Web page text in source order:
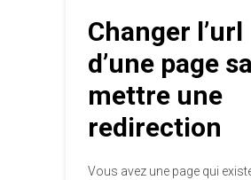
Changer l’url
d’une page
mettre une
redirection
Vous avez une page qui